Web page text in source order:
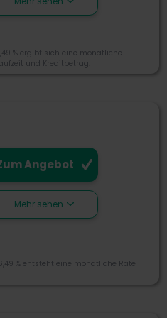
Menschen mit guter
% ergibt sich eine monatliche
und Kreditbetrag.
gewährt werden
Angebot
Mehr sehen
% entsteht eine monatliche Rate